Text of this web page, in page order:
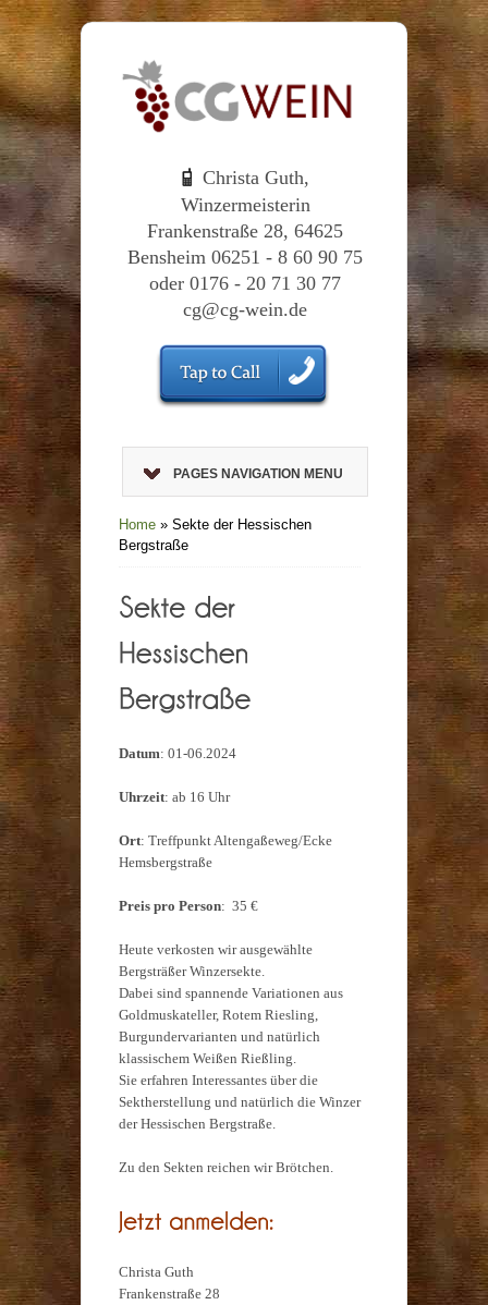
Christa Guth,
Winzermeisterin
Frankenstraße 28, 64625
Bensheim 06251 - 8 60 90 75
oder 0176 - 20 71 30 77
cg@cg-wein.de
PAGES NAVIGATION MENU
Home » Sekte der Hessischen
Bergstraße
Datum: 01-06.2024
Uhrzeit: ab 16 Uhr
Ort: Treffpunkt Altengaßeweg/Ecke
Hemsbergstraße
Preis pro Person: 35 €
Heute verkosten wir ausgewählte
Bergsträßer Winzersekte.
Dabei sind spannende Variationen aus
Goldmuskateller, Rotem Riesling,
Burgundervarianten und natürlich
klassischem Weißen Rießling.
Sie erfahren Interessantes über die
Sektherstellung und natürlich die Winzer
der Hessischen Bergstraße.
Zu den Sekten reichen wir Brötchen.
Christa Guth
Frankenstraße 28